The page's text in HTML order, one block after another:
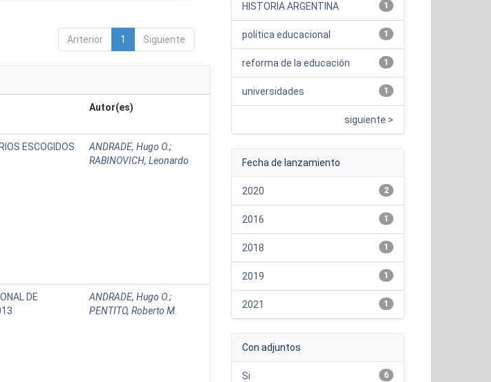
Anterior 1 Siguiente
Autor(es)
ESCOGIDOS ANDRADE, Hugo O.;
RABINOVICH, Leonardo
DE
ANDRADE, Hugo O.;
PENTITO, Roberto M.
1
HISTORIA ARGENTINA
1
política educacional
1
reforma de la educación
1
universidades
siguiente >
Fecha de lanzamiento
2
2020
1
2016
1
2018
1
2019
1
2021
Con adjuntos
6
Si